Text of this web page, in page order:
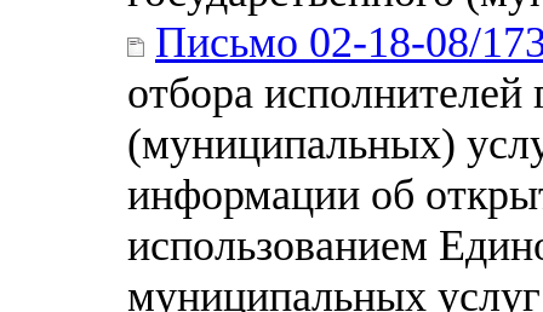
Письмо 02-18-08/
отбора исполнителей
(муниципальных)
информации об
использованием
муниципальных